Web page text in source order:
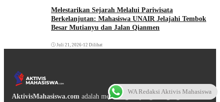
Melestarikan Sejarah Melalui Pariwisata
Berkelanjutan: Mahasiswa UNAIR Jelajahi Tembok
Besar Mutianyu dan Jalan Qianmen
Juli 21, 2026•12 Dilihat
AktivisMahasiswa.com adalah media digital yang mengangkat isu
WA Redaksi Aktivis Mahasiswa